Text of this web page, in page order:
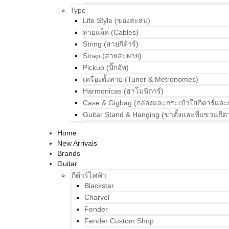
Type
Life Style (ของสะสม)
สายแจ็ค (Cables)
String (สายกีต้าร์)
Strap (สายสะพาย)
Pickup (ปิ๊กอัพ)
เครื่องตั้งสาย (Tuner & Metronomes)
Harmonicas (ฮาโมนิการ์)
Case & Gigbag (กล่องและกระเป๋าใส่กีตาร์และ
Guitar Stand & Hanging (ขาตั้งและที่แขวนกีต
Home
New Arrivals
Brands
Guitar
กีต้าร์ไฟฟ้า
Blackstar
Charvel
Fender
Fender Custom Shop